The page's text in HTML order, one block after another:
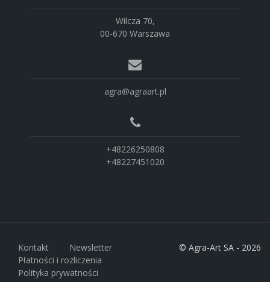
Wilcza 70,
00-670 Warszawa
agra@agraart.pl
+48226250808
+48227451020
Kontakt
Newsletter
Płatności i rozliczenia
Polityka prywatności
© Agra-Art SA - 2026